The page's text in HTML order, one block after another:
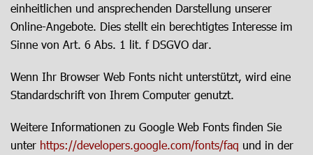
einheitlichen und ansprechenden Darstellung unserer
Online-Angebote. Dies stellt ein berechtigtes Interesse im
Sinne von Art. 6 Abs. 1 lit. f DSGVO dar.
Wenn Ihr Browser Web Fonts nicht unterstützt, wird eine
Standardschrift von Ihrem Computer genutzt.
Weitere Informationen zu Google Web Fonts finden Sie
unter https://developers.google.com/fonts/faq und in der